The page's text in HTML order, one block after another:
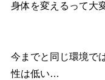
身体を変えるって大
今までと同じ環境で
性は低い…